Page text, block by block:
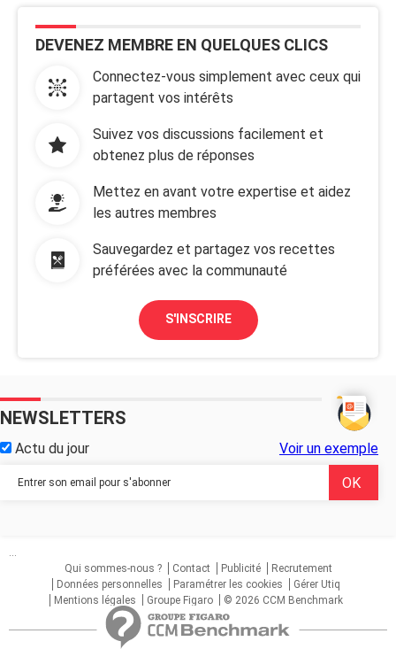
DEVENEZ MEMBRE EN QUELQUES CLICS
Connectez-vous simplement avec ceux qui
partagent vos intérêts
Suivez vos discussions facilement et
obtenez plus de réponses
Mettez en avant votre expertise et aidez
les autres membres
Sauvegardez et partagez vos recettes
préférées avec la communauté
S'INSCRIRE
NEWSLETTERS
Actu du jour Voir un exemple
...
Qui sommes-nous ?
Contact Publicité
Recrutement
Données personnelles
Paramétrer les cookies
Gérer Utiq
Mentions légales
Groupe Figaro © 2026 CCM Benchmark